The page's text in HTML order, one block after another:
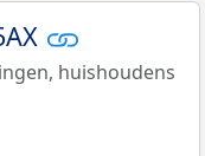
huishoudens